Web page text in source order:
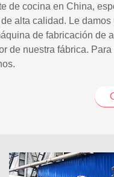
de cocina en China,
alta calidad. Le damos
de fabricación de
de nuestra fábrica.